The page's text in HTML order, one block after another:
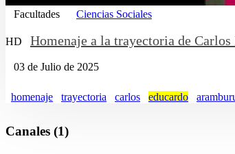
Facultades Ciencias Sociales
HD Homenaje a la trayectoria de
03 de Julio de 2025
homenaje trayectoria carlos educardo
Canales (1)